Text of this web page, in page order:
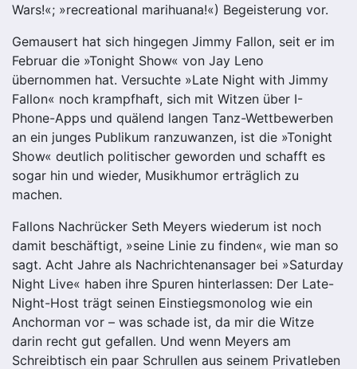
Wars!«; »recreational marihuana!«) Begeisterung vor.
Gemausert hat sich hingegen Jimmy Fallon, seit er im
Februar die »Tonight Show« von Jay Leno
übernommen hat. Versuchte »Late Night with Jimmy
Fallon« noch krampfhaft, sich mit Witzen über I-
Phone-Apps und quälend langen Tanz-Wettbewerben
an ein junges Publikum ranzuwanzen, ist die »Tonight
Show« deutlich politischer geworden und schafft es
sogar hin und wieder, Musikhumor erträglich zu
machen.
Fallons Nachrücker Seth Meyers wiederum ist noch
damit beschäftigt, »seine Linie zu finden«, wie man so
sagt. Acht Jahre als Nachrichtenansager bei »Saturday
Night Live« haben ihre Spuren hinterlassen: Der Late-
Night-Host trägt seinen Einstiegsmonolog wie ein
Anchorman vor – was schade ist, da mir die Witze
darin recht gut gefallen. Und wenn Meyers am
Schreibtisch ein paar Schrullen aus seinem Privatleben